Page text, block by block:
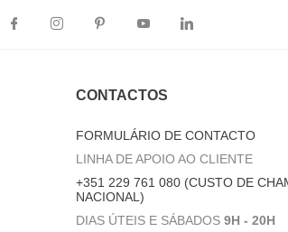
CONTACTOS
FORMULÁRIO DE CONTACTO
LINHA DE APOIO AO CLIENTE
+351 229 761 080 (CUSTO DE
NACIONAL)
DIAS ÚTEIS E SÁBADOS 9H - 20H